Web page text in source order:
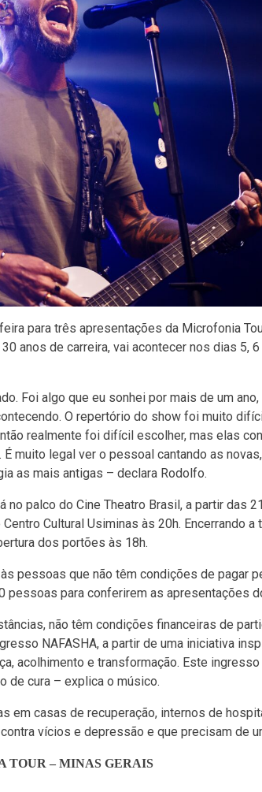
para três apresentações da Microfonia
anos de carreira, vai acontecer nos dias 5,
Foi algo que eu sonhei por mais de um
O repertório do show foi muito
realmente foi difícil escolher, mas elas
muito legal ver o pessoal cantando as
as mais antigas – declara Rodolfo.
palco do Cine Theatro Brasil, a partir das
Cultural Usiminas às 20h. Encerrando
dos portões às 18h.
pessoas que não têm condições de pagar
pessoas para conferirem as apresentações
não têm condições financeiras de
NAFASHA, a partir de uma iniciativa
acolhimento e transformação. Este
de cura – explica o músico.
em casas de recuperação, internos de
vícios e depressão e que precisam de
TOUR – MINAS GERAIS